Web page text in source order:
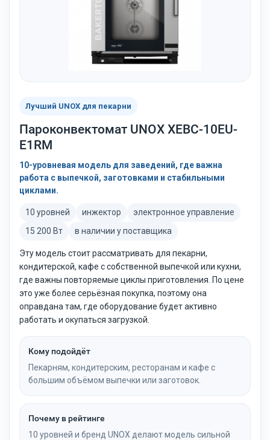
Лучший UNOX для пекарни
Пароконвектомат UNOX XEBC-10EU-
E1RM
10-уровневая модель для заведений, где важна
работа с выпечкой, заготовками и стабильными
циклами.
10 уровней инжектор
электронное управление
15 200 Вт
в наличии у поставщика
Эту модель стоит рассматривать для пекарни,
кондитерской, кафе с собственной выпечкой или кухни,
где важны повторяемые циклы приготовления. По цене
это уже более серьёзная покупка, поэтому она
оправдана там, где оборудование будет активно
работать и окупаться загрузкой.
Кому подойдёт
Пекарням, кондитерским, ресторанам и кафе с
большим объёмом выпечки или заготовок.
Почему в рейтинге
10 уровней и бренд UNOX делают модель сильной